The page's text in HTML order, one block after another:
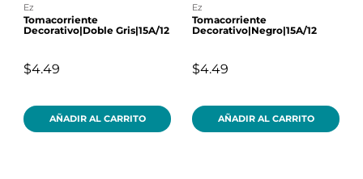
ez
Tomacorriente
Decorativo|Doble Gris|15A/12
$4.49
AÑADIR AL CARRITO
ez
Tomacorriente
Decorativo|Negro|15A/12
$4.49
AÑADIR AL CARRITO